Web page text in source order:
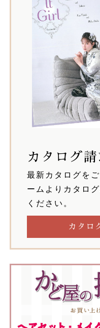
カタログ請
最新カタログを
ームよりカタロ
ください。
カタロ